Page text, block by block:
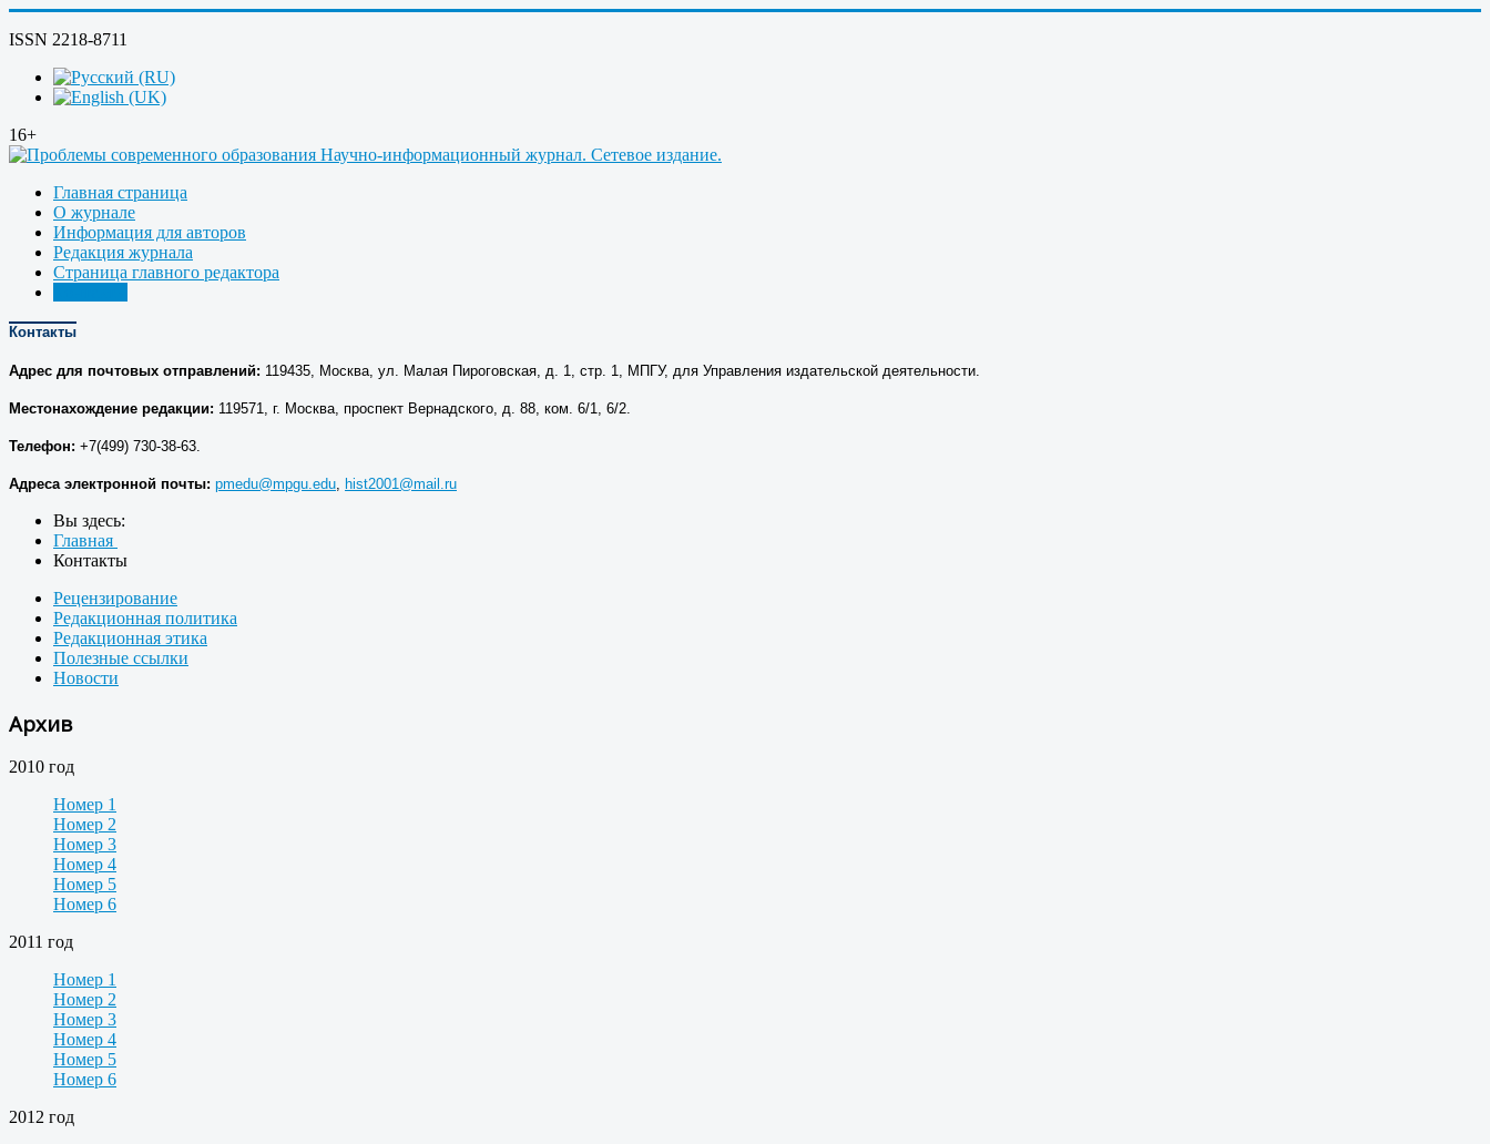
ISSN 2218-8711
16+
Главная страница
О журнале
Информация для авторов
Редакция журнала
Страница главного редактора
Контакты
Адрес для почтовых отправлений: 119435, Москва, ул. Малая Пироговская, д. 1, стр. 1, МПГУ, для Управления издательской деятельности.
Местонахождение редакции: 119571, г. Москва, проспект Вернадского, д. 88, ком. 6/1, 6/2.
Телефон: +7(499) 730-38-63.
Адреса электронной почты: pmedu@mpgu.edu, hist2001@mail.ru
Вы здесь:
Главная
Контакты
Рецензирование
Редакционная политика
Редакционная этика
Полезные ссылки
Новости
Архив
2010 год
Номер 1
Номер 2
Номер 3
Номер 4
Номер 5
Номер 6
2011 год
Номер 1
Номер 2
Номер 3
Номер 4
Номер 5
Номер 6
2012 год